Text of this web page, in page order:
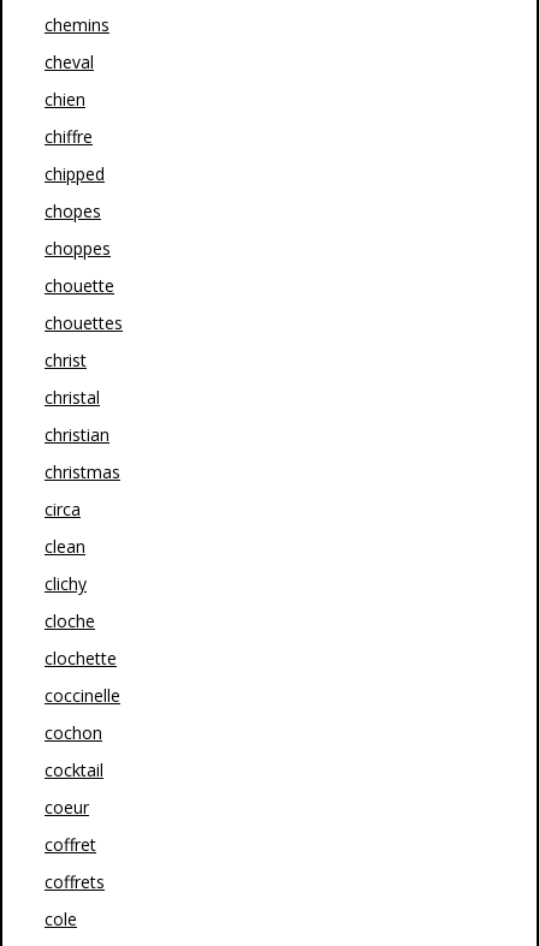
chemins
cheval
chien
chiffre
chipped
chopes
choppes
chouette
chouettes
christ
christal
christian
christmas
circa
clean
clichy
cloche
clochette
coccinelle
cochon
cocktail
coeur
coffret
coffrets
cole